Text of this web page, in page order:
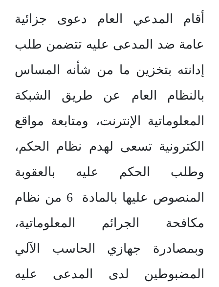
أقام المدعي العام دعوى جزائية
عامة ضد المدعى عليه تتضمن طلب
إدانته بتخزين ما من شأنه المساس
بالنظام العام عن طريق الشبكة
المعلوماتية الإنترنت، ومتابعة مواقع
الكترونية تسعى لهدم نظام الحكم،
وطلب الحكم عليه بالعقوبة
المنصوص عليها بالمادة 6 من نظام
مكافحة الجرائم المعلوماتية،
وبمصادرة جهازي الحاسب الآلي
المضبوطين لدى المدعى عليه